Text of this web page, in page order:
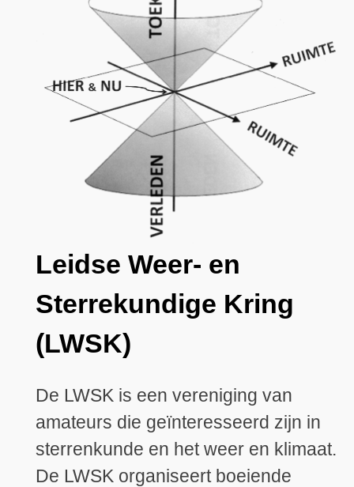
Leidse Weer- en
Sterrekundige Kring
(LWSK)
De LWSK is een vereniging van
amateurs die geïnteresseerd zijn in
sterrenkunde en het weer en klimaat.
De LWSK organiseert boeiende